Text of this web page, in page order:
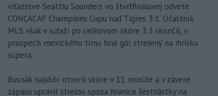
víťazstve Seattlu Sounders vo štvrťfinálovej odvete
CONCACAF Champions Cupu nad Tigres 3:1. Účastník
MLS však v súťaži po celkovom skóre 3:3 skončil, v
prospech mexického tímu hral gól strelený na ihrisku
súpera.
Rusnák najskôr otvoril skóre v 11. minúte a v závere
zápasu upravil strelou spoza hranice šestnástky na